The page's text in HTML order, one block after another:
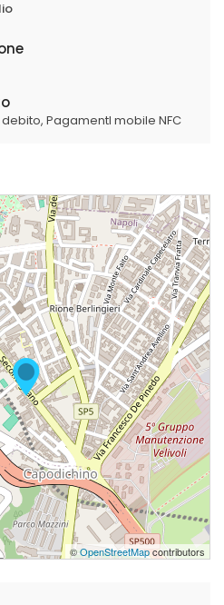
PagamentI mobile NFC
©OpenStreetMapcontributors